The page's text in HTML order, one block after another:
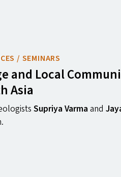
/ SEMINARS
and Local
Asia
Supriya Varmaand